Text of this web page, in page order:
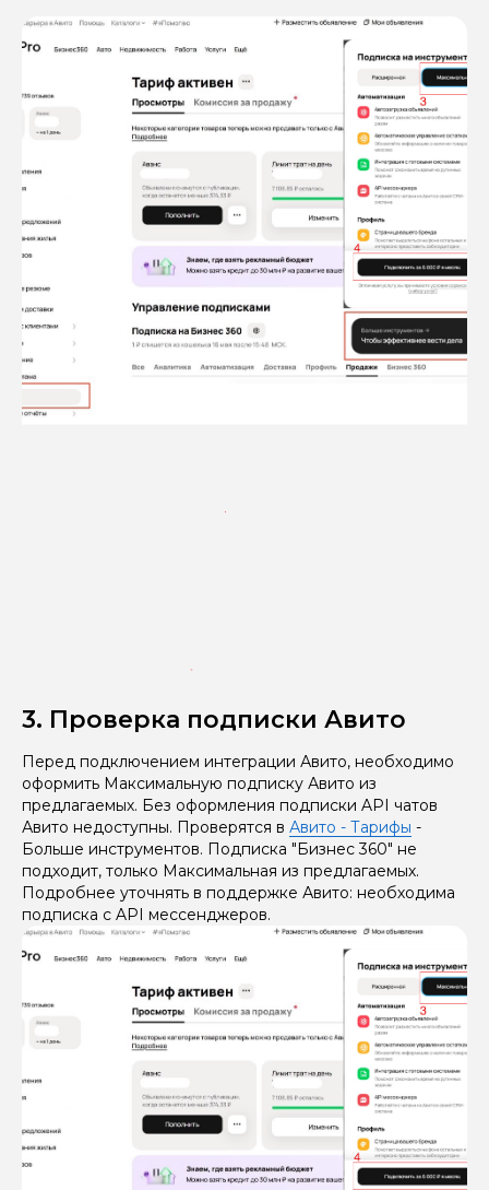
3. Проверка подписки Авито
Перед подключением интеграции Авито, необходимо
оформить Максимальную подписку Авито из
предлагаемых. Без оформления подписки API чатов
Авито недоступны. Проверятся в Авито - Тарифы -
Больше инструментов. Подписка "Бизнес 360" не
подходит, только Максимальная из предлагаемых.
Подробнее уточнять в поддержке Авито: необходима
подписка с API мессенджеров.